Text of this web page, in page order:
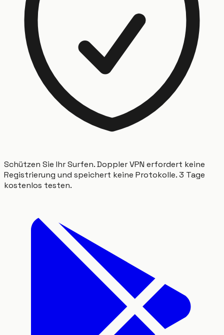
Schützen Sie Ihr Surfen. Doppler VPN erfordert keine
Registrierung und speichert keine Protokolle. 3 Tage
kostenlos testen.